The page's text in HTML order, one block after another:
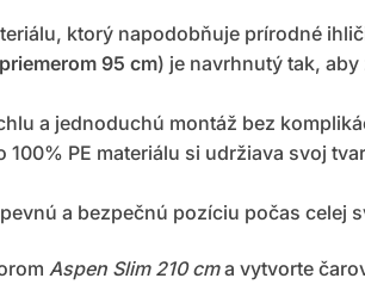
ktorý napodobňuje prírodné
priemerom 95 cm) je navrhnutý tak,
a jednoduchú montáž bez
100% PE materiálu si udržiava svoj
a bezpečnú pozíciu počas celej
Aspen Slim 210 cma vytvorte